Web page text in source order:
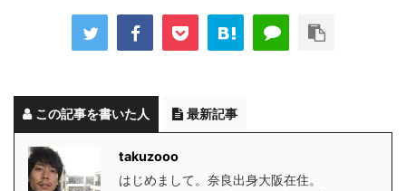
この記事を書いた人 最新記事
takuzooo
はじめまして。奈良出身大阪在住。